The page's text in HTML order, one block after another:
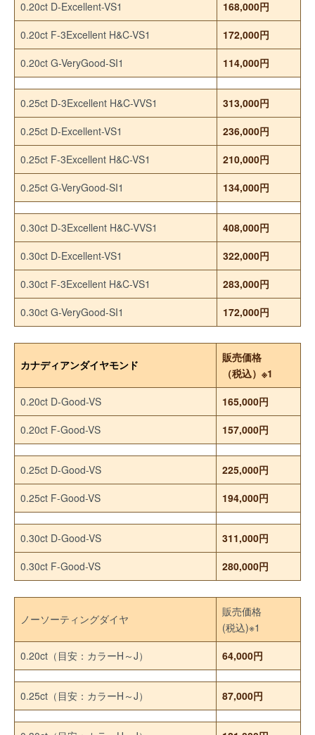
0.20ct D-Excellent-VS1
168,000円
0.20ct F-3Excellent H&C-VS1
172,000円
0.20ct G-VeryGood-SI1
114,000円
0.25ct D-3Excellent H&C-VVS1
313,000円
0.25ct D-Excellent-VS1
236,000円
0.25ct F-3Excellent H&C-VS1
210,000円
0.25ct G-VeryGood-SI1
134,000円
0.30ct D-3Excellent H&C-VVS1
408,000円
0.30ct D-Excellent-VS1
322,000円
0.30ct F-3Excellent H&C-VS1
283,000円
0.30ct G-VeryGood-SI1
172,000円
カナディアンダイヤモンド
販売価格
（税込）※1
0.20ct D-Good-VS
165,000円
0.20ct F-Good-VS
157,000円
0.25ct D-Good-VS
225,000円
0.25ct F-Good-VS
194,000円
0.30ct D-Good-VS
311,000円
0.30ct F-Good-VS
280,000円
ノーソーティングダイヤ
販売価格
(税込)※1
0.20ct（目安：カラーH～J）
64,000円
0.25ct（目安：カラーH～J） 87,000円